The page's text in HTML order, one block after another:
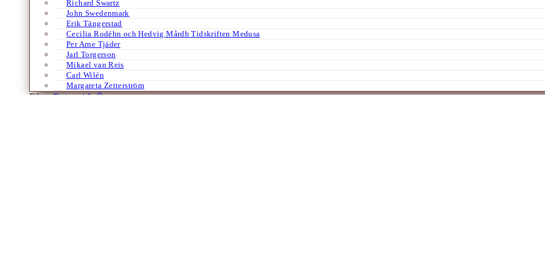
Richard Swartz
John Swedenmark
Erik Tängerstad
Cecilia Rodéhn och Hedvig Mårdh Tidskriften Medusa
Per Arne Tjäder
Jarl Torgerson
Mikael van Reis
Carl Wilén
Margareta Zetterström
Efter:Datum /A-Ö